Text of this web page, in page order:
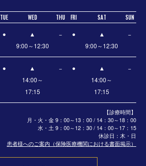
TUE WED THU FRI SAT SUN
【診療時間】
月・火・金 9：00～13：00 / 14：30～18：00
水・土 9：00～12：30 / 14：00～17：15
休診日：木・日
患者様へのご案内（保険医療機関における書面掲示）
●
▲
9:00～12:30
− ●
▲
9:00～12:30
−
●
▲
14:00～
17:15
− ●
▲
14:00～
17:15
−